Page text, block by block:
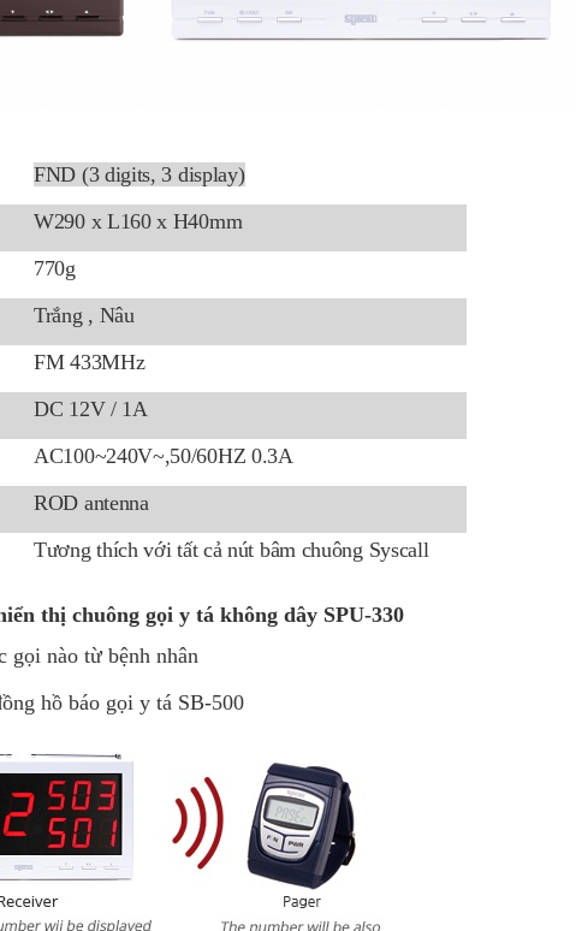
FND (3 digits, 3 display)
W290 x L160 x H40mm
770g
Trắng , Nâu
FM 433MHz
DC 12V / 1A
AC100~240V~,50/60HZ 0.3A
ROD antenna
Tương thích với tất cả nút bâm chuông Syscall
thị chuông gọi y tá không dây SPU-330
gọi nào từ bệnh nhân
hồ báo gọi y tá SB-500